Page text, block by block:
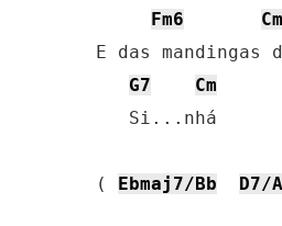
Fm6
Cm
E das mandingas
G7
Cm
   Si...nhá
( Ebmaj7/Bb D7/A